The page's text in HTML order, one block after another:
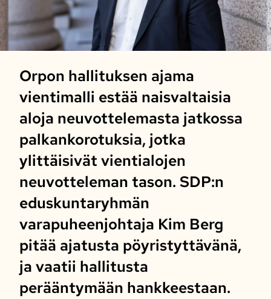
Orpon hallituksen ajama
vientimalli estää naisvaltaisia
aloja neuvottelemasta jatkossa
palkankorotuksia, jotka
ylittäisivät vientialojen
neuvotteleman tason. SDP:n
eduskuntaryhmän
varapuheenjohtaja Kim Berg
pitää ajatusta pöyristyttävänä,
ja vaatii hallitusta
perääntymään hankkeestaan.